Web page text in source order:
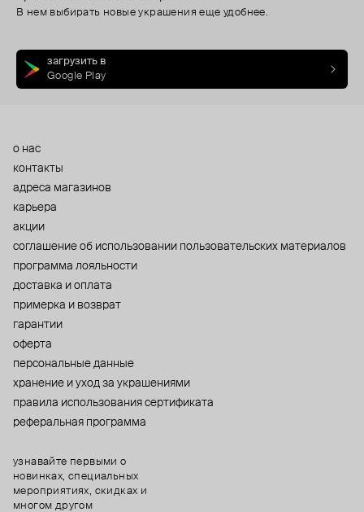
В нем выбирать новые украшения еще удобнее.
загрузить в
Google Play
о нас
контакты
адреса магазинов
карьера
акции
cоглашение об использовании пользовательских материалов
программа лояльности
доставка и оплата
примерка и возврат
гарантии
оферта
персональные данные
хранение и уход за украшениями
правила использования сертификата
реферальная программа
узнавайте первыми о
новинках, специальных
мероприятиях, скидках и
многом другом